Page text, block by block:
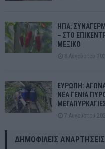
ΗΠΑ:
– ΣΤΟ
ΜΕΞΙΚΟ
8 Αυγούστου
ΕΥΡΩΠΗ:
ΝΕΑ ΓΕΝΙΑ
7 Αυγούστου
ΔΗΜΟΦΙΛΕΊΣ ΑΝΑΡΤΉΣΕΙΣ